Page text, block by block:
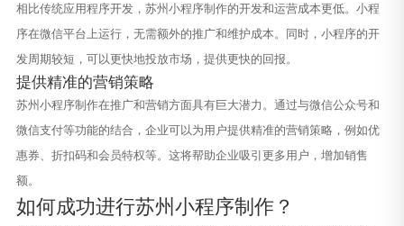
相比传统应用程序开发，苏州小程序制作的开发和运营成本更低。小程
序在微信平台上运行，无需额外的推广和维护成本。同时，小程序的开
发周期较短，可以更快地投放市场，提供更快的回报。
提供精准的营销策略
苏州小程序制作在推广和营销方面具有巨大潜力。通过与微信公众号和
微信支付等功能的结合，企业可以为用户提供精准的营销策略，例如优
惠券、折扣码和会员特权等。这将帮助企业吸引更多用户，增加销售
额。
如何成功进行苏州小程序制作？